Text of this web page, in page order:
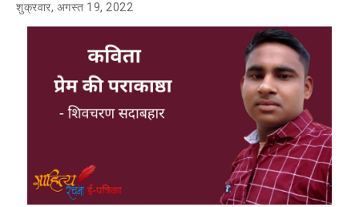
शुक्रवार, अगस्त 19, 2022